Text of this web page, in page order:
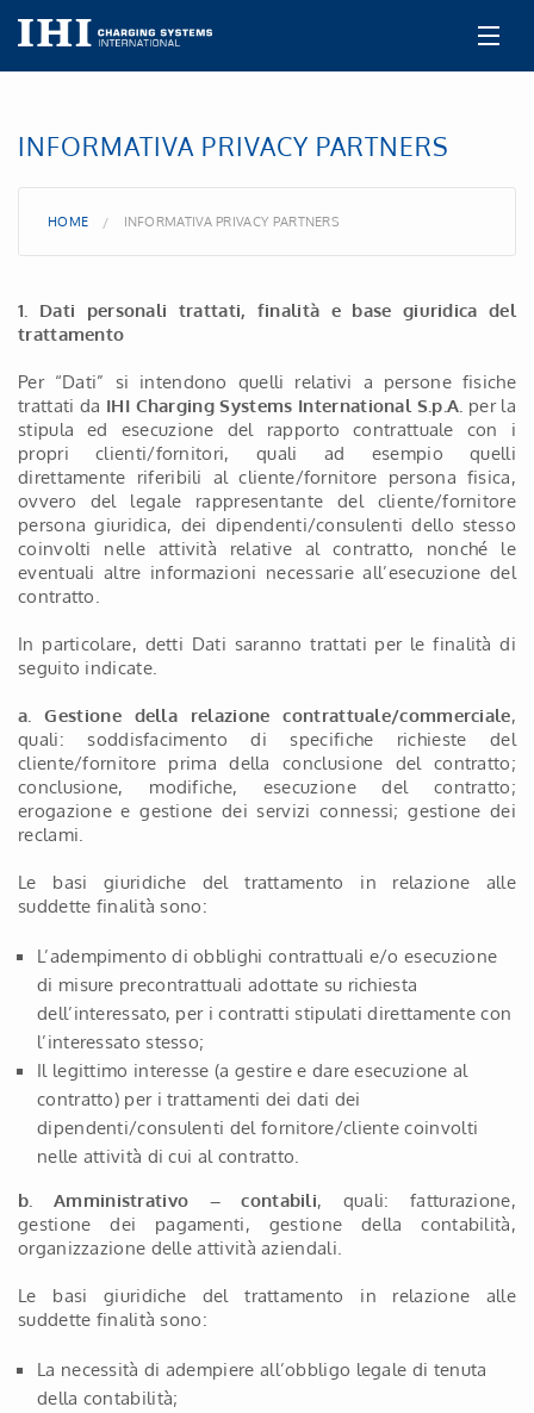
Prodotti
Lavori e carriera
Contatti
INFORMATIVA PRIVACY PARTNERS
HOME INFORMATIVA PRIVACY PARTNERS
1. Dati personali trattati, finalità e base giuridica del
trattamento
Per “Dati” si intendono quelli relativi a persone fisiche
trattati da IHI Charging Systems International S.p.A. per la
stipula ed esecuzione del rapporto contrattuale con i
propri clienti/fornitori, quali ad esempio quelli
direttamente riferibili al cliente/fornitore persona fisica,
ovvero del legale rappresentante del cliente/fornitore
persona giuridica, dei dipendenti/consulenti dello stesso
coinvolti nelle attività relative al contratto, nonché le
eventuali altre informazioni necessarie all’esecuzione del
contratto.
In particolare, detti Dati saranno trattati per le finalità di
seguito indicate.
a. Gestione della relazione contrattuale/commerciale,
quali: soddisfacimento di specifiche richieste del
cliente/fornitore prima della conclusione del contratto;
conclusione, modifiche, esecuzione del contratto;
erogazione e gestione dei servizi connessi; gestione dei
reclami.
Le basi giuridiche del trattamento in relazione alle
suddette finalità sono:
L’adempimento di obblighi contrattuali e/o esecuzione
di misure precontrattuali adottate su richiesta
dell’interessato, per i contratti stipulati direttamente con
l’interessato stesso;
Il legittimo interesse (a gestire e dare esecuzione al
contratto) per i trattamenti dei dati dei
dipendenti/consulenti del fornitore/cliente coinvolti
nelle attività di cui al contratto.
b. Amministrativo – contabili, quali: fatturazione,
gestione dei pagamenti, gestione della contabilità,
organizzazione delle attività aziendali.
Le basi giuridiche del trattamento in relazione alle
suddette finalità sono:
La necessità di adempiere all’obbligo legale di tenuta
della contabilità;